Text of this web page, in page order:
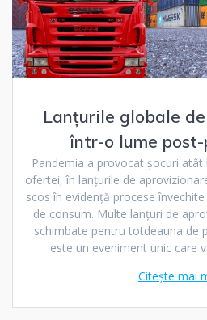
Lanțurile globale
într-o lume
Pandemia a provocat șocuri atât
ofertei, în lanțurile de
scos în evidență procese
de consum. Multe lanțuri de
schimbate pentru totdeauna de
este un eveniment unic care
Citește mai